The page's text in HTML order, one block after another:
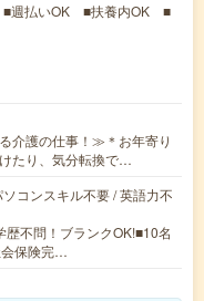
■週払いOK ■扶養内OK ■
介護の仕事！≫＊お年寄り
たり、気分転換で…
コンスキル不要 / 英語力不
不問！ブランクOK!■10名
会保険完…